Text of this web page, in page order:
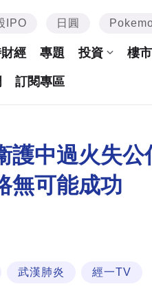
IPO 日圓
經 專題 投資 樓市
訂閱專區
護中過火失
無可能成功
武漢肺炎 經一TV